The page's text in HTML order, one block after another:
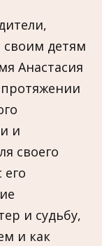
своим детям
Анастасия
и
своего
его
и судьбу,
и как